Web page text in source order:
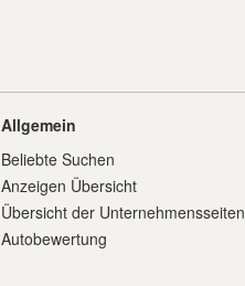
Allgemein
Beliebte Suchen
Anzeigen Übersicht
Übersicht der Unternehmensseiten
Autobewertung